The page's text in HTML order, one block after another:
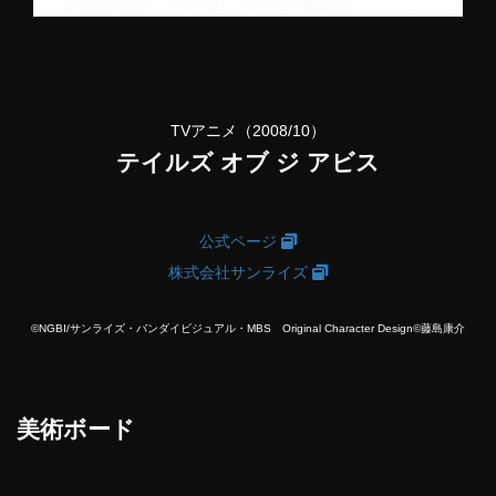
TVアニメ（2008/10）
テイルズ オブ ジ アビス
公式ページ
株式会社サンライズ
©NGBI/サンライズ・バンダイビジュアル・MBS Original Character Design©藤島康介
美術ボード